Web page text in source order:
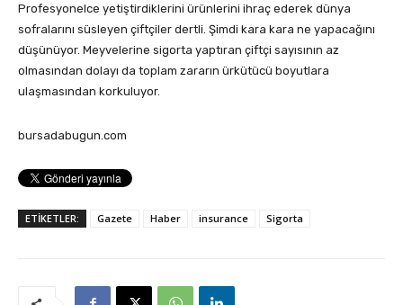
Profesyonelce yetiştirdiklerini ürünlerini ihraç ederek dünya
sofralarını süsleyen çiftçiler dertli. Şimdi kara kara ne yapacağını
düşünüyor. Meyvelerine sigorta yaptıran çiftçi sayısının az
olmasından dolayı da toplam zararın ürkütücü boyutlara
ulaşmasından korkuluyor.
bursadabugun.com
ETİKETLER: Gazete Haber insurance Sigorta